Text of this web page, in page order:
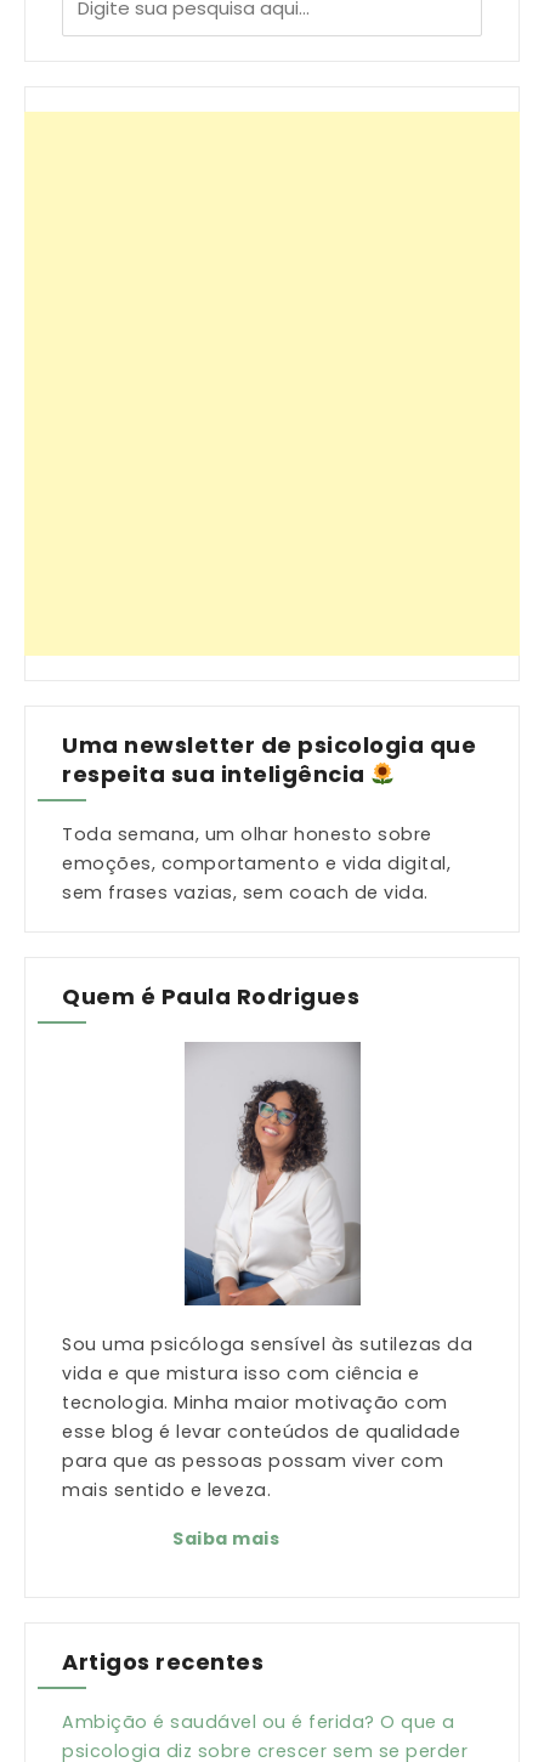
Uma newsletter de psicologia que
respeita sua inteligência
Toda semana, um olhar honesto sobre
emoções, comportamento e vida digital,
sem frases vazias, sem coach de vida.
Quem é Paula Rodrigues
Sou uma psicóloga sensível às sutilezas da
vida e que mistura isso com ciência e
tecnologia. Minha maior motivação com
esse blog é levar conteúdos de qualidade
para que as pessoas possam viver com
mais sentido e leveza.
Saiba mais
Artigos recentes
Ambição é saudável ou é ferida? O que a
psicologia diz sobre crescer sem se perder